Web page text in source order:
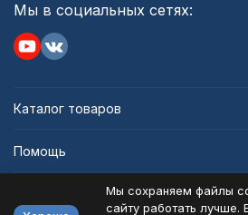
Мы в социальных сетях:
Каталог товаров
Помощь
Мы сохраняем файлы
сайту работать лучше.